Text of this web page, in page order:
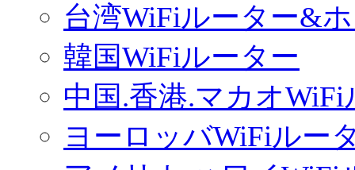
台湾WiFiルーター&
韓国WiFiルーター
中国.香港.マカオWiFi
ヨーロッバWiFiルー